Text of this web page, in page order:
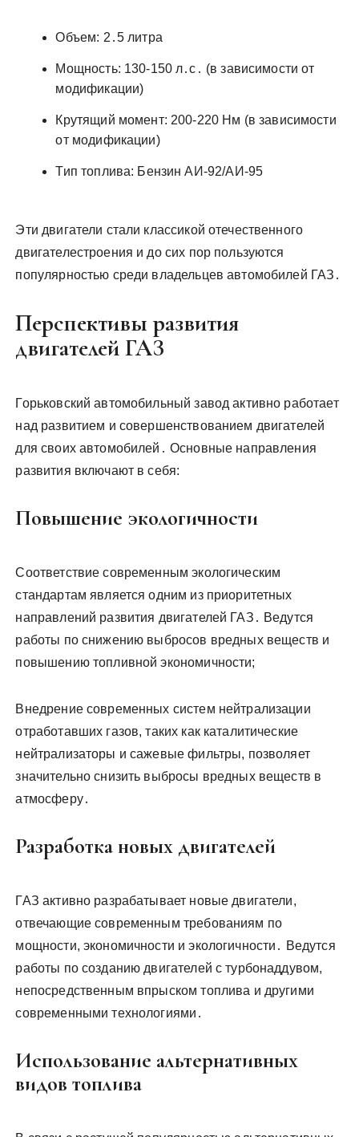
Объем: 2․5 литра
Мощность: 130-150 л․с․ (в зависимости от
модификации)
Крутящий момент: 200-220 Нм (в зависимости
от модификации)
Тип топлива: Бензин АИ-92/АИ-95
Эти двигатели стали классикой отечественного
двигателестроения и до сих пор пользуются
популярностью среди владельцев автомобилей ГАЗ․
Перспективы развития
двигателей ГАЗ
Горьковский автомобильный завод активно работает
над развитием и совершенствованием двигателей
для своих автомобилей․ Основные направления
развития включают в себя:
Повышение экологичности
Соответствие современным экологическим
стандартам является одним из приоритетных
направлений развития двигателей ГАЗ․ Ведутся
работы по снижению выбросов вредных веществ и
повышению топливной экономичности;
Внедрение современных систем нейтрализации
отработавших газов, таких как каталитические
нейтрализаторы и сажевые фильтры, позволяет
значительно снизить выбросы вредных веществ в
атмосферу․
Разработка новых двигателей
ГАЗ активно разрабатывает новые двигатели,
отвечающие современным требованиям по
мощности, экономичности и экологичности․ Ведутся
работы по созданию двигателей с турбонаддувом,
непосредственным впрыском топлива и другими
современными технологиями․
Использование альтернативных
видов топлива